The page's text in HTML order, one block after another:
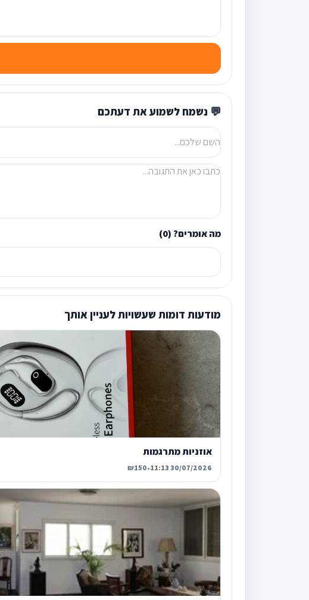
💬 נשמח לשמוע את דעתכם
מה אומרים? (0)
מודעות דומות שעשויות לעניין אותך
אוזניות מתרגמות
30/07/2026 11:13
•
₪150